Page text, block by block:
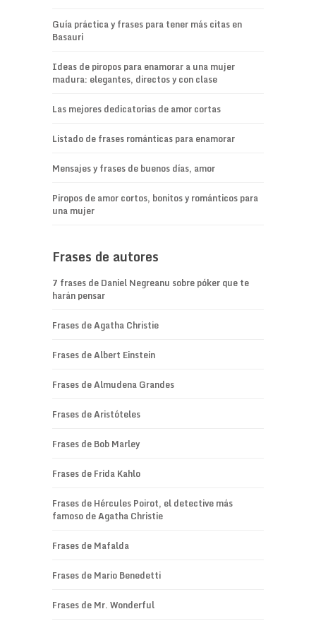
Guía práctica y frases para tener más citas en
Basauri
Ideas de piropos para enamorar a una mujer
madura: elegantes, directos y con clase
Las mejores dedicatorias de amor cortas
Listado de frases románticas para enamorar
Mensajes y frases de buenos días, amor
Piropos de amor cortos, bonitos y románticos para
una mujer
Frases de autores
7 frases de Daniel Negreanu sobre póker que te
harán pensar
Frases de Agatha Christie
Frases de Albert Einstein
Frases de Almudena Grandes
Frases de Aristóteles
Frases de Bob Marley
Frases de Frida Kahlo
Frases de Hércules Poirot, el detective más
famoso de Agatha Christie
Frases de Mafalda
Frases de Mario Benedetti
Frases de Mr. Wonderful